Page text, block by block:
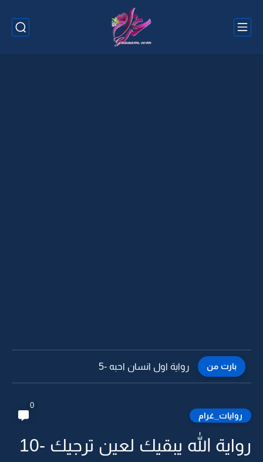
بارت من رواية اول انسان احبه -4
روايات_غرام
0
رواية الله يبقيك لعين ترجيك -10